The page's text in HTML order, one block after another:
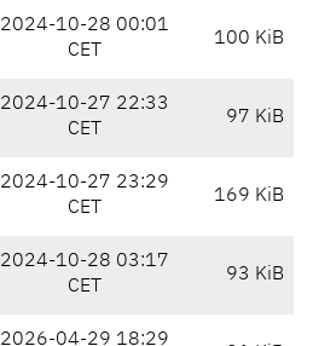
2024-10-28 00:01
CET
100 KiB
2024-10-27 22:33
CET
97 KiB
2024-10-27 23:29
CET
169 KiB
2024-10-28 03:17
CET
93 KiB
2026-04-29 18:29